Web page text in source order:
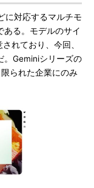
に対応するマルチモ
ある。モデルのサイ
れており、今回、
。Geminiシリーズの
られた企業にのみ